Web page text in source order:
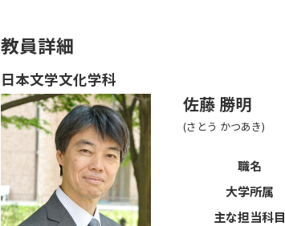
教員詳細
日本文学文化学科
佐藤 勝明
(さとう かつあき)
職名
大学所属
主な担当科目